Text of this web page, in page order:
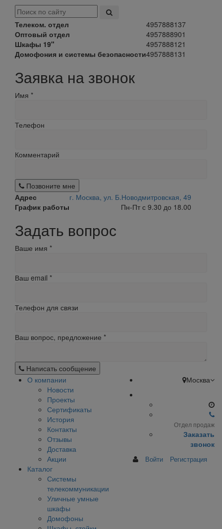
Телеком. отдел
4957888137
Оптовый отдел
4957888901
Шкафы 19"
4957888121
Домофония и системы безопасности4957888131
Заявка на звонок
Имя *
Телефон
Комментарий
Позвоните мне
Адрес
г. Москва, ул. Б.Новодмитровская, 49
График работы
Пн-Пт с 9.30 до 18.00
Задать вопрос
Ваше имя *
Ваш email *
Телефон для связи
Ваш вопрос, предложение *
Написать сообщение
О компании
Новости
Проекты
Сертификаты
История
Контакты
Отзывы
Доставка
Акции
Каталог
Системы
телекоммуникации
Уличные умные
шкафы
Домофоны
Москва
Отдел продаж
Заказать
звонок
Войти Регистрация